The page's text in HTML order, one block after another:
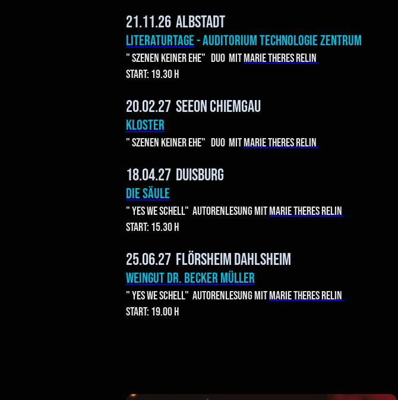
21.11.26 Albstadt
Literaturtage- Auditorium Technologie Zentrum
" Szenen keiner Ehe" Duo mitmarie Theres Relin
Start: 19.30 h
20.02.27 Seeon Chiemgau
Kloster
" Szenen keiner Ehe" Duo mitmarie Theres Relin
18.04.27 Duisburg
Die Säule
" Yes we Schell" Autorenlesung mitmarie Theres Relin
Start: 15.30 h
25.06.27 Flörsheim Dahlsheim
WeinGUT Dr. Becker Müller
" Yes we Schell" Autorenlesung mitmarie Theres Relin
Start: 19.00 h